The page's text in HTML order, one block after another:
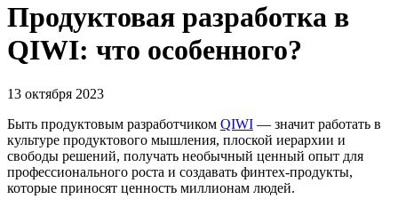
Продуктовая разработка в
QIWI: что особенного?
13 октября 2023
Быть продуктовым разработчиком QIWI — значит работать в
культуре продуктового мышления, плоской иерархии и
свободы решений, получать необычный ценный опыт для
профессионального роста и создавать финтех-продукты,
которые приносят ценность миллионам людей.